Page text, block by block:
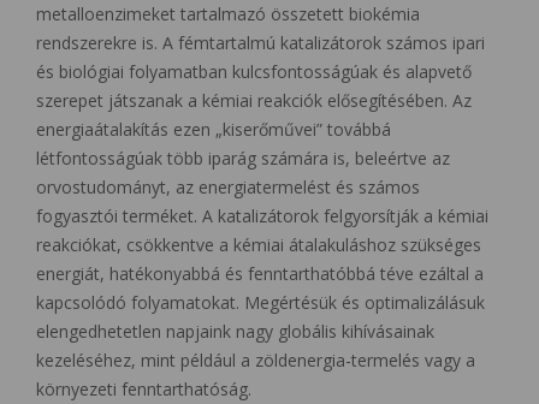
metalloenzimeket tartalmazó összetett biokémia
rendszerekre is. A fémtartalmú katalizátorok számos ipari
és biológiai folyamatban kulcsfontosságúak és alapvető
szerepet játszanak a kémiai reakciók elősegítésében. Az
energiaátalakítás ezen „kiserőművei” továbbá
létfontosságúak több iparág számára is, beleértve az
orvostudományt, az energiatermelést és számos
fogyasztói terméket. A katalizátorok felgyorsítják a kémiai
reakciókat, csökkentve a kémiai átalakuláshoz szükséges
energiát, hatékonyabbá és fenntarthatóbbá téve ezáltal a
kapcsolódó folyamatokat. Megértésük és optimalizálásuk
elengedhetetlen napjaink nagy globális kihívásainak
kezeléséhez, mint például a zöldenergia-termelés vagy a
környezeti fenntarthatóság.